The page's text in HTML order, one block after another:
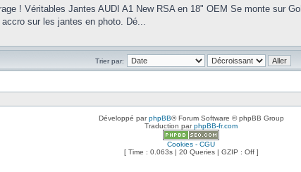
! Véritables Jantes AUDI A1 New RSA en 18" OEM Se monte sur
sur les jantes en photo. Dé...
Trier par:
Développé parphpBB® Forum Software © phpBB Group
Traduction parphpBB-fr.com
Cookies - CGU
[ Time : 0.063s | 20 Queries | GZIP : Off ]